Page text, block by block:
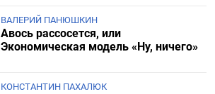
ВАЛЕРИЙ ПАНЮШКИН
Авось рассосется, или
Экономическая модель «Ну, ничего»
КОНСТАНТИН ПАХАЛЮК